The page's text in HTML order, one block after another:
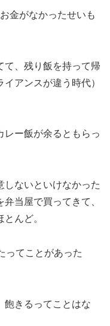
金がなかったせいも
て、残り飯を持って帰
アンスが違う時代）
レー飯が余るともらっ
しないといけなかった
当屋で買ってきて、
んど。
ってことがあった
飽きるってことはな